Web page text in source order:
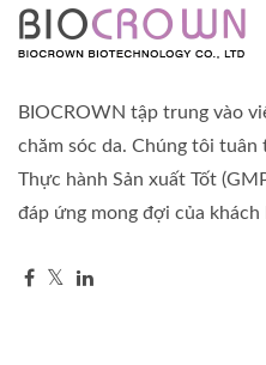
BIOCROWN tập trung vào
chăm sóc da. Chúng tôi
Thực hành Sản xuất Tốt
đáp ứng mong đợi của khách